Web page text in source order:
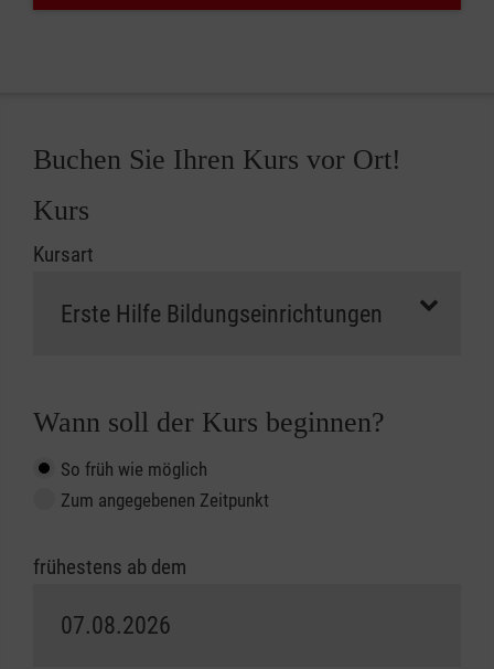
Buchen Sie Ihren Kurs vor Ort!
Kurs
Kursart
Wann soll der Kurs beginnen?
So früh wie möglich
Zum angegebenen Zeitpunkt
frühestens ab dem